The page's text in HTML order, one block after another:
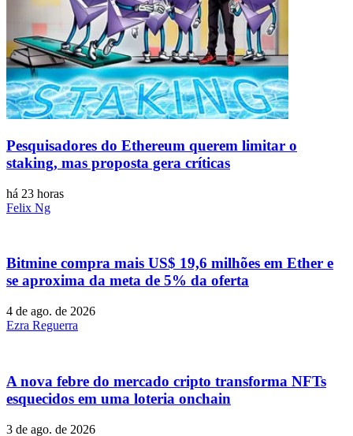
Pesquisadores do Ethereum querem limitar o
staking, mas proposta gera críticas
há 23 horas
Felix Ng
Bitmine compra mais US$ 19,6 milhões em Ether e
se aproxima da meta de 5% da oferta
4 de ago. de 2026
Ezra Reguerra
A nova febre do mercado cripto transforma NFTs
esquecidos em uma loteria onchain
3 de ago. de 2026